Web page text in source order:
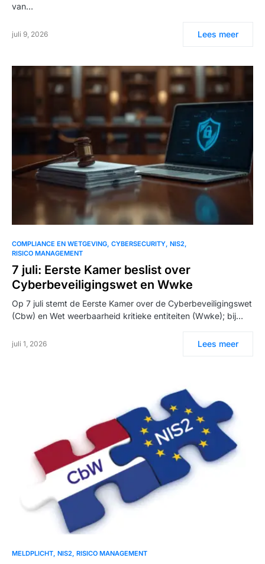
van…
juli 9, 2026 Lees meer
COMPLIANCE EN WETGEVING CYBERSECURITY NIS2
RISICO MANAGEMENT
7 juli: Eerste Kamer beslist over
Cyberbeveiligingswet en Wwke
Op 7 juli stemt de Eerste Kamer over de Cyberbeveiligingswet
(Cbw) en Wet weerbaarheid kritieke entiteiten (Wwke); bij…
juli 1, 2026 Lees meer
MELDPLICHT NIS2 RISICO MANAGEMENT